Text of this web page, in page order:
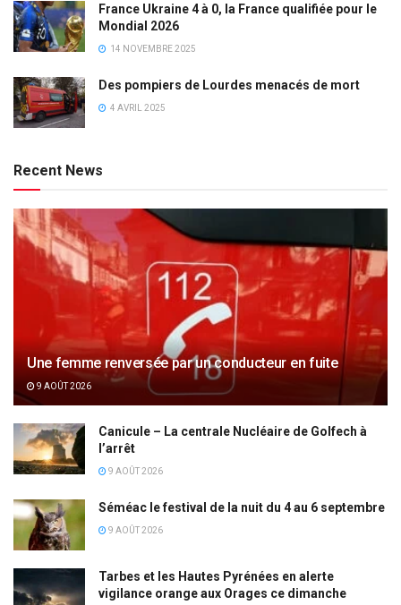
France Ukraine 4 à 0, la France qualifiée pour le
Mondial 2026
14 NOVEMBRE 2025
Des pompiers de Lourdes menacés de mort
4 AVRIL 2025
Recent News
Une femme renversée par un conducteur en fuite
9 AOÛT 2026
Canicule – La centrale Nucléaire de Golfech à
l’arrêt
9 AOÛT 2026
Séméac le festival de la nuit du 4 au 6 septembre
9 AOÛT 2026
Tarbes et les Hautes Pyrénées en alerte
vigilance orange aux Orages ce dimanche